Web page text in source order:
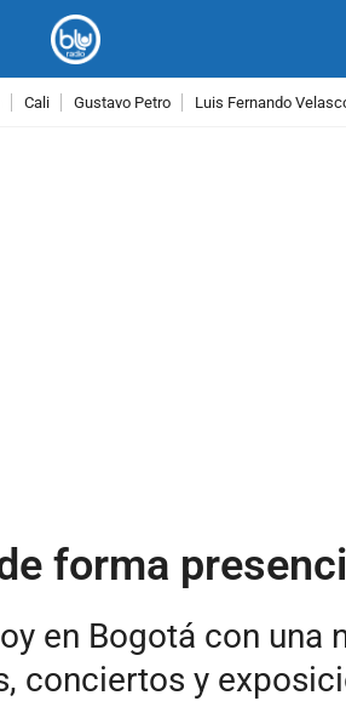
Cali Gustavo Petro Luis Fernando
forma
en Bogotá con una
conciertos y